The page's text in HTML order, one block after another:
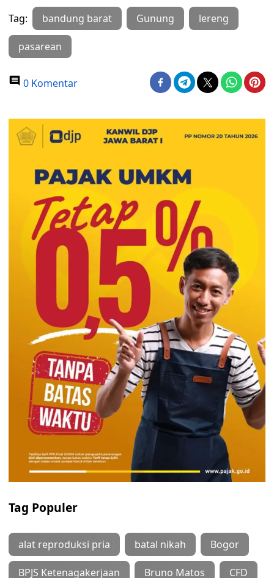
Tag: bandung barat Gunung lereng
pasarean
0 Komentar
Tag Populer
alat reproduksi pria batal nikah Bogor
BPJS Ketenagakerjaan Bruno Matos CFD